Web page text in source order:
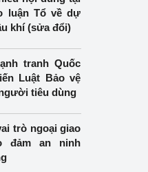
luận Tổ về dự
khí (sửa đổi)
tranh Quốc
Luật Bảo vệ
tiêu dùng
trò ngoại giao
đảm an ninh